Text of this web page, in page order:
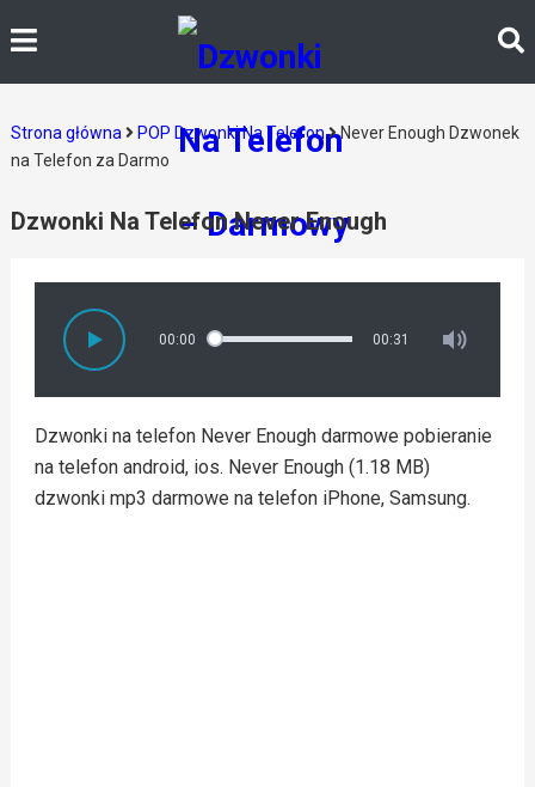
Strona główna POP Dzwonki Na Telefon
Never Enough Dzwonek
na Telefon za Darmo
Dzwonki Na Telefon Never Enough
00:00 00:31
Dzwonki na telefon Never Enough darmowe pobieranie
na telefon android, ios. Never Enough (1.18 MB)
dzwonki mp3 darmowe na telefon iPhone, Samsung.